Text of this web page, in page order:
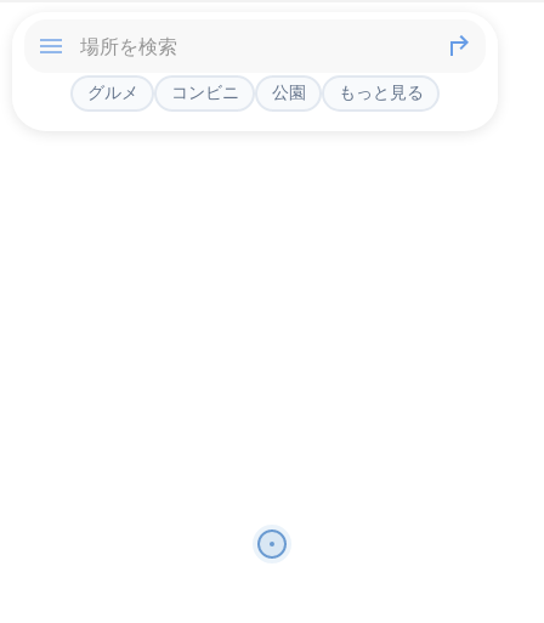
グルメ コンビニ 公園 もっと見る